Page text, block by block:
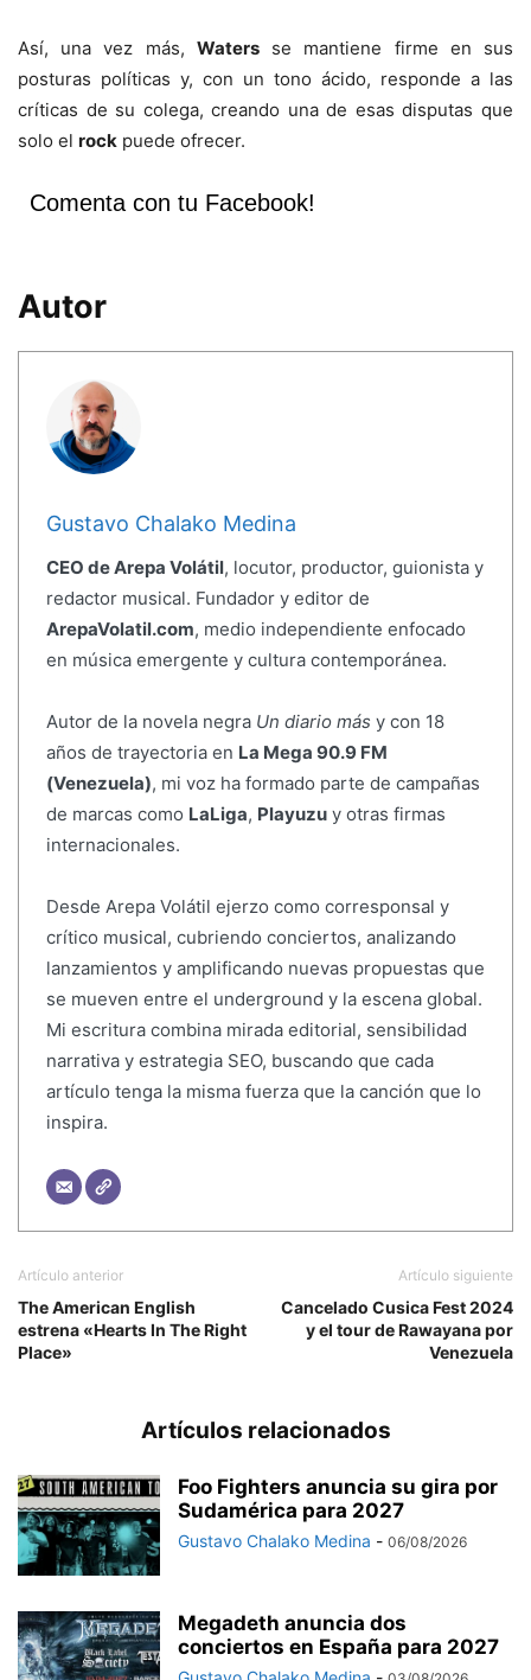
Así, una vez más, Watersse mantiene firme en sus
posturas políticas y, con un tono ácido, responde a las
críticas de su colega, creando una de esas disputas que
solo el rock puede ofrecer.
Comenta con tu Facebook!
Autor
Gustavo Chalako Medina
CEO de Arepa Volátil, locutor, productor, guionista y
redactor musical. Fundador y editor de
ArepaVolatil.com, medio independiente enfocado
en música emergente y cultura contemporánea.
Autor de la novela negra Un diario más y con 18
años de trayectoria en La Mega 90.9 FM
(Venezuela), mi voz ha formado parte de campañas
de marcas como LaLiga, Playuzuy otras firmas
internacionales.
Desde Arepa Volátil ejerzo como corresponsal y
crítico musical, cubriendo conciertos, analizando
lanzamientos y amplificando nuevas propuestas que
se mueven entre el underground y la escena global.
Mi escritura combina mirada editorial, sensibilidad
narrativa y estrategia SEO, buscando que cada
artículo tenga la misma fuerza que la canción que lo
inspira.
Artículo anterior
The American English
estrena «Hearts In The Right
Place»
Artículo siguiente
Cancelado Cusica Fest 2024
y el tour de Rawayana por
Venezuela
Artículos relacionados
Foo Fighters anuncia su gira por
Sudamérica para 2027
Gustavo Chalako Medina - 06/08/2026
Megadeth anuncia dos
conciertos en España para 2027